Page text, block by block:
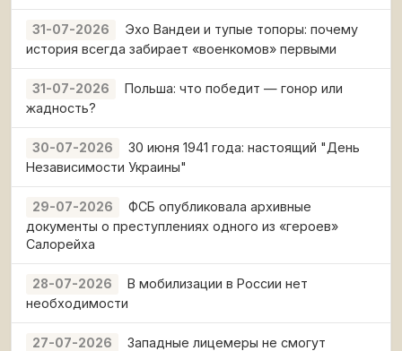
31-07-2026
Эхо Вандеи и тупые топоры: почему
история всегда забирает «военкомов» первыми
31-07-2026
Польша: что победит — гонор или
жадность?
30-07-2026
30 июня 1941 года: настоящий "День
Независимости Украины"
29-07-2026
ФСБ опубликовала архивные
документы о преступлениях одного из «героев»
Салорейха
28-07-2026
В мобилизации в России нет
необходимости
27-07-2026
Западные лицемеры не смогут